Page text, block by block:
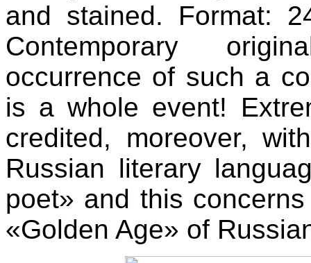
and stained. Format:
Contemporary
occurrence of such a
is a whole event!
credited, moreover,
Russian literary
poet» and this
«Golden Age» of